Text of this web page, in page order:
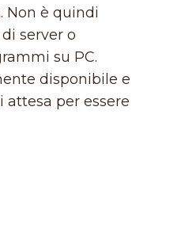
Non è quindi
server o
su PC.
disponibile e
per essere